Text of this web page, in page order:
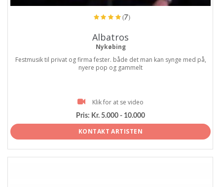
(7)
Albatros
Nykøbing
Festmusik til privat og firma fester. både det man kan synge med på,
nyere pop og gammelt
Klik for at se video
Pris: Kr. 5.000 - 10.000
KONTAKT ARTISTEN